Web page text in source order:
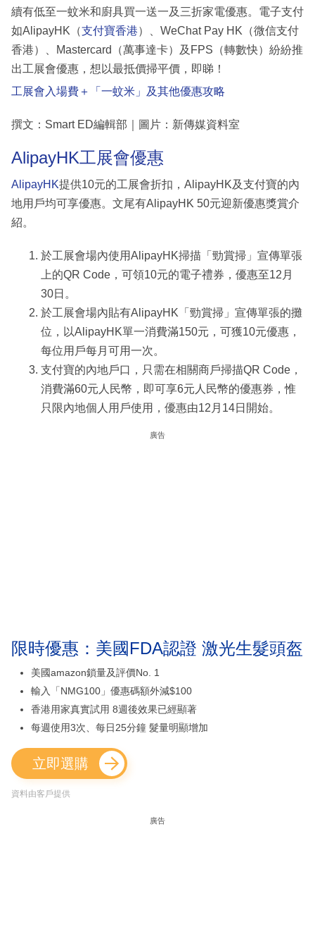
續有低至一蚊米和廚具買一送一及三折家電優惠。電子支付
如AlipayHK（支付寶香港）、WeChat Pay HK（微信支付
香港）、Mastercard（萬事達卡）及FPS（轉數快）紛紛推
出工展會優惠，想以最抵價掃平價，即睇！
工展會入場費＋「一蚊米」及其他優惠攻略
撰文：Smart ED編輯部｜圖片：新傳媒資料室
AlipayHK工展會優惠
AlipayHK提供10元的工展會折扣，AlipayHK及支付寶的內
地用戶均可享優惠。文尾有AlipayHK 50元迎新優惠獎賞介
紹。
於工展會場內使用AlipayHK掃描「勁賞掃」宣傳單張
上的QR Code，可領10元的電子禮券，優惠至12月
30日。
於工展會場內貼有AlipayHK「勁賞掃」宣傳單張的攤
位，以AlipayHK單一消費滿150元，可獲10元優惠，
每位用戶每月可用一次。
支付寶的內地戶口，只需在相關商戶掃描QR Code，
消費滿60元人民幣，即可享6元人民幣的優惠券，惟
只限內地個人用戶使用，優惠由12月14日開始。
廣告
限時優惠：美國FDA認證 激光生髮頭盔
美國amazon鎖量及評價No. 1
輸入「NMG100」優惠碼額外減$100
香港用家真實試用 8週後效果已經顯著
每週使用3次、每日25分鐘 髮量明顯增加
立即選購
資料由客戶提供
廣告